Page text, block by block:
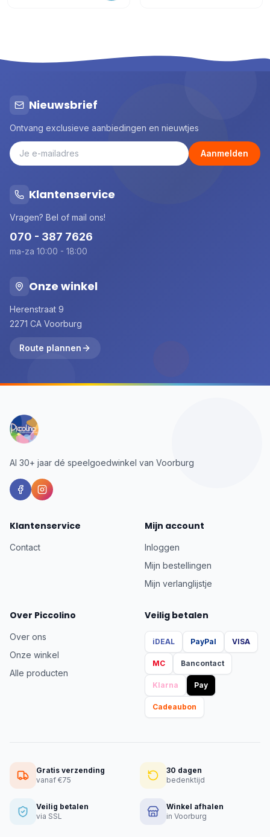
Nieuwsbrief
Ontvang exclusieve aanbiedingen en nieuwtjes
Aanmelden
Klantenservice
Vragen? Bel of mail ons!
070 - 387 7626
ma-za 10:00 - 18:00
Onze winkel
Herenstraat 9
2271 CA Voorburg
Route plannen
Al 30+ jaar dé speelgoedwinkel van Voorburg
Klantenservice
Contact
Mijn account
Inloggen
Mijn bestellingen
Mijn verlanglijstje
Over Piccolino
Over ons
Onze winkel
Alle producten
Veilig betalen
iDEAL PayPal VISA
MC Bancontact
Klarna Pay
Cadeaubon
Gratis verzending
vanaf €75
30 dagen
bedenktijd
Veilig betalen
via SSL
Winkel afhalen
in Voorburg